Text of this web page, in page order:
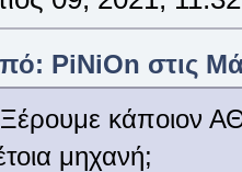
PiNiOn στις
κάποιον
μηχανή;